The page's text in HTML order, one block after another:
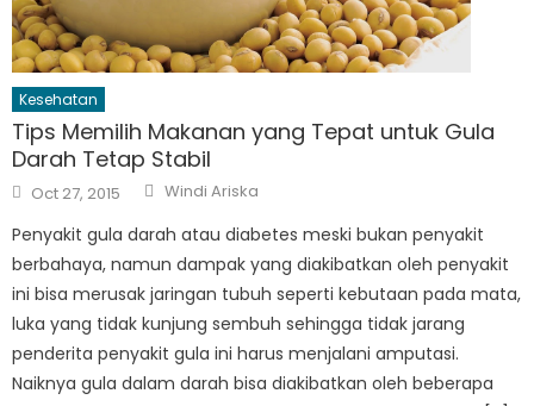
Kesehatan
Tips Memilih Makanan yang Tepat untuk Gula
Darah Tetap Stabil
Posted
on
Oct 27, 2015 Author
Windi Ariska
Penyakit gula darah atau diabetes meski bukan penyakit
berbahaya, namun dampak yang diakibatkan oleh penyakit
ini bisa merusak jaringan tubuh seperti kebutaan pada mata,
luka yang tidak kunjung sembuh sehingga tidak jarang
penderita penyakit gula ini harus menjalani amputasi.
Naiknya gula dalam darah bisa diakibatkan oleh beberapa